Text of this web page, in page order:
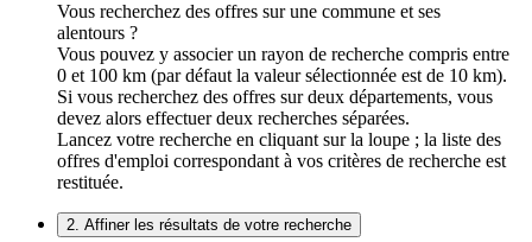
Vous recherchez des offres sur une commune et ses
alentours ?
Vous pouvez y associer un rayon de recherche compris entre
0 et 100 km (par défaut la valeur sélectionnée est de 10 km).
Si vous recherchez des offres sur deux départements, vous
devez alors effectuer deux recherches séparées.
Lancez votre recherche en cliquant sur la loupe ; la liste des
offres d'emploi correspondant à vos critères de recherche est
restituée.
2. Affiner les résultats de votre recherche